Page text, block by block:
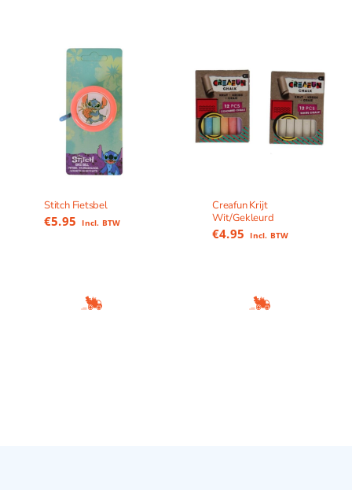
Stitch Fietsbel
€5.95 Incl. BTW
Creafun Krijt
Wit/Gekleurd
€4.95 Incl. BTW